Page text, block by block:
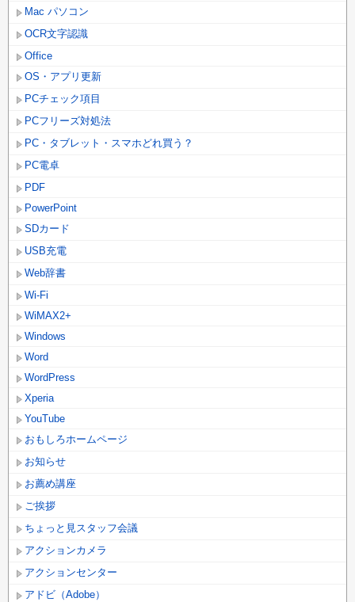
Mac パソコン
OCR文字認識
Office
OS・アプリ更新
PCチェック項目
PCフリーズ対処法
PC・タブレット・スマホどれ買う？
PC電卓
PDF
PowerPoint
SDカード
USB充電
Web辞書
Wi-Fi
WiMAX2+
Windows
Word
WordPress
Xperia
YouTube
おもしろホームページ
お知らせ
お薦め講座
ご挨拶
ちょっと見スタッフ会議
アクションカメラ
アクションセンター
アドビ（Adobe）